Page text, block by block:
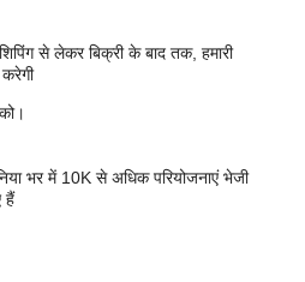
से लेकर बिक्री के बाद तक, हमारी
भर में 10K से अधिक परियोजनाएं भेजी
हैं